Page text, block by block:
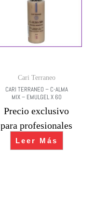
Cari Terraneo
CARI TERRANEO – C-ALMA
MIX – EMULGEL X 60
Precio exclusivo
para profesionales
Leer Más